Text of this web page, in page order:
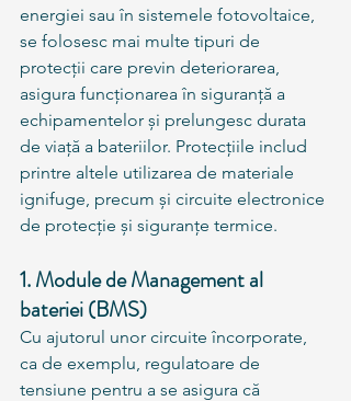
energiei sau în sistemele fotovoltaice,
se folosesc mai multe tipuri de
protecții care previn deteriorarea,
asigura funcționarea în siguranță a
echipamentelor și prelungesc durata
de viață a bateriilor. Protecțiile includ
printre altele utilizarea de materiale
ignifuge, precum și circuite electronice
de protecție și siguranțe termice.
1. Module de Management al
bateriei (BMS)
Cu ajutorul unor circuite încorporate,
ca de exemplu, regulatoare de
tensiune pentru a se asigura că